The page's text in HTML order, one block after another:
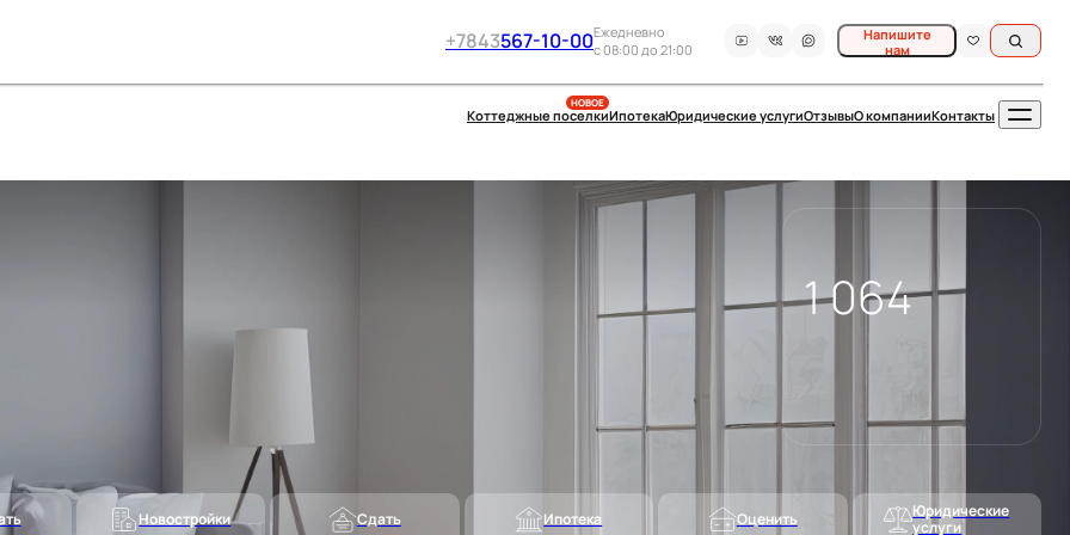
+7843567-10-00Ежедневно
c 08:00 до 21:00
Напишите
нам
НОВОЕ
Коттеджные поселкиИпотекаЮридические услугиОтзывыО компанииКонтакты
1 064
Новостройки Сдать Ипотека Оценить
Юридические
услуги